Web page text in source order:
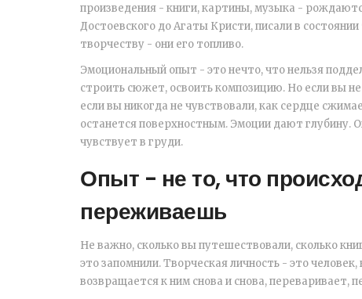
произведения - книги, картины, музыка -
Достоевского до Агаты Кристи, писали в
творчеству - они его топливо.
Эмоциональный опыт - это нечто, что нельзя
строить сюжет, освоить композицию. Но если вы
если вы никогда не чувствовали, как сердце
останется поверхностным. Эмоции дают
чувствует в груди.
Опыт - не то, что
переживаешь
Не важно, сколько вы путешествовали, сколько
это запомнили. Творческая личность - это
возвращается к ним снова и снова, переваривает,